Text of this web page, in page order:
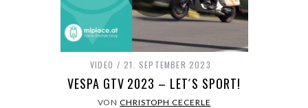
VIDEO 21. SEPTEMBER 2023
VESPA GTV 2023 – LET´S SPORT!
VONCHRISTOPH CECERLE